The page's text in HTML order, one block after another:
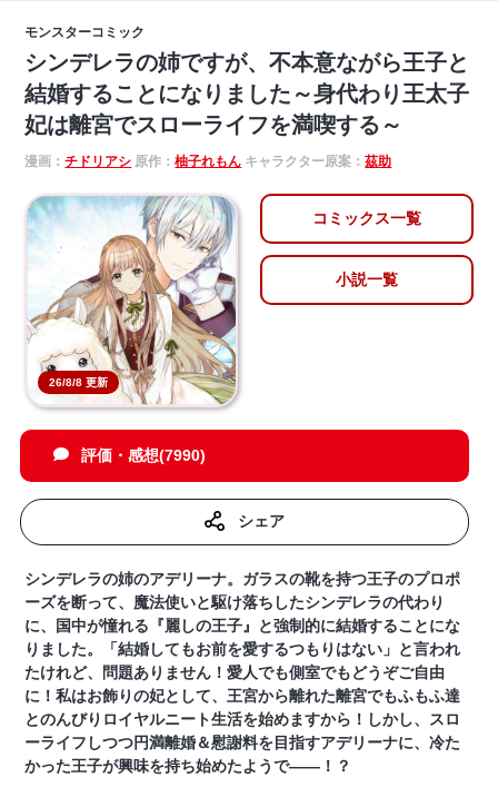
モンスターコミック
シンデレラの姉ですが、不本意ながら王子と
結婚することになりました～身代わり王太子
妃は離宮でスローライフを満喫する～
漫画：チドリアシ 原作：柚子れもん キャラクター原案：茲助
26/8/8 更新
コミックス一覧
小説一覧
評価・感想(7990)
シェア
シンデレラの姉のアデリーナ。ガラスの靴を持つ王子のプロポ
ーズを断って、魔法使いと駆け落ちしたシンデレラの代わり
に、国中が憧れる『麗しの王子』と強制的に結婚することにな
りました。「結婚してもお前を愛するつもりはない」と言われ
たけれど、問題ありません！愛人でも側室でもどうぞご自由
に！私はお飾りの妃として、王宮から離れた離宮でもふもふ達
とのんびりロイヤルニート生活を始めますから！しかし、スロ
ーライフしつつ円満離婚＆慰謝料を目指すアデリーナに、冷た
かった王子が興味を持ち始めたようで――！？